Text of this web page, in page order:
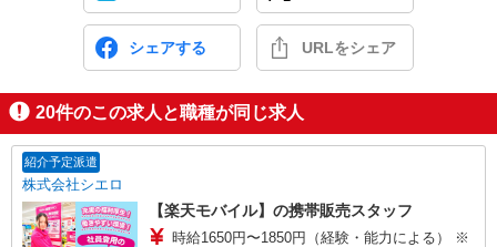
シェアする URLをシェア
20件のこの求人と職種が同じ求人
紹介予定派遣
株式会社シエロ
【楽天モバイル】の携帯販売スタッフ
時給1650円〜1850円（経験・能力による） ※